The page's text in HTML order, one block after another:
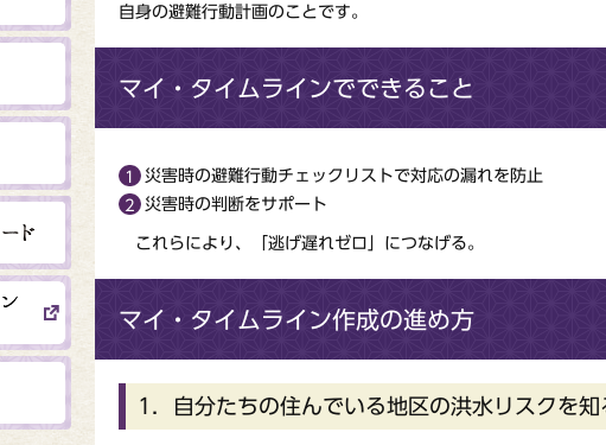
自身の避難行動計画のことです。
マイ・タイムラインでできること
災害時の避難行動チェックリストで対応の漏れを防止
災害時の判断をサポート
これらにより、「逃げ遅れゼロ」につなげる。
マイ・タイムライン作成の進め方
1．自分たちの住んでいる地区の洪水リスクを知